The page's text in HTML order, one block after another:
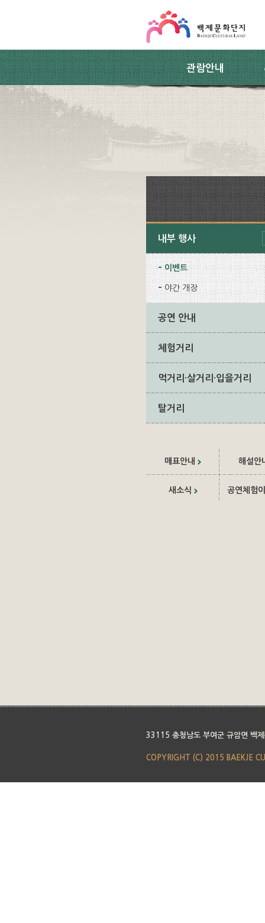
관람안내
내부 행사
이벤트
야간 개장
공연 안내
체험거리
먹거리·살거리·입을거리
탈거리
매표안내 해설안
새소식 공연체험
33115 충청남도 부여군 규암면 백
COPYRIGHT (C) 2015 BAEKJE